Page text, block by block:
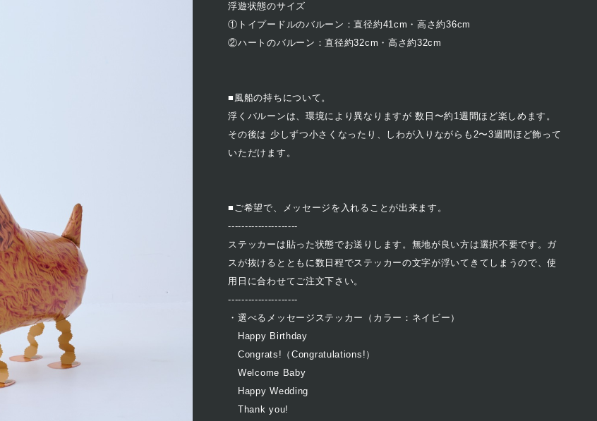
浮遊状態のサイズ
①トイプードルのバルーン：直径約41cm・高さ約36cm
②ハートのバルーン：直径約32cm・高さ約32cm
■風船の持ちについて。
浮くバルーンは、環境により異なりますが 数日〜約1週間ほど楽しめます。
その後は 少しずつ小さくなったり、しわが入りながらも2〜3週間ほど飾って
いただけます。
■ご希望で、メッセージを入れることが出来ます。
---------------------
ステッカーは貼った状態でお送りします。無地が良い方は選択不要です。ガ
スが抜けるとともに数日程でステッカーの文字が浮いてきてしまうので、使
用日に合わせてご注文下さい。
---------------------
・選べるメッセージステッカー（カラー：ネイビー）
Happy Birthday
Congrats!（Congratulations!）
Welcome Baby
Happy Wedding
Thank you!